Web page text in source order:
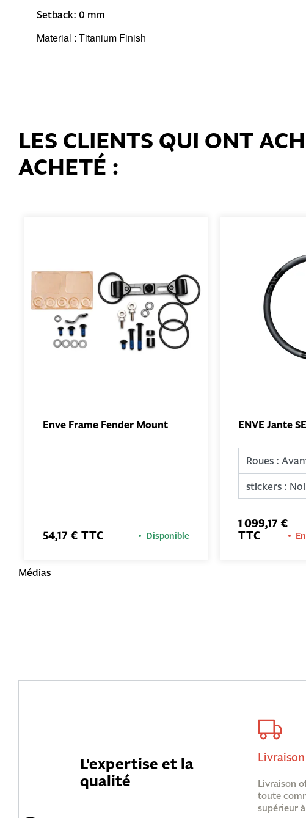
Setback: 0 mm
Material : Titanium Finish
LES CLIENTS QUI ONT
ACHETÉ :
Enve Frame Fender Mount
54,17 € TTC Disponible
ENVE Jante
1 099,17 €
TTC
Médias
L'expertise et la
qualité
Livraison
Livraison
toute
supérieur